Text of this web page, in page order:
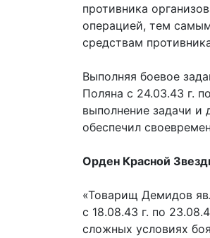
противника
операцией, тем
средствам
Выполняя боевое
Поляна с 24.03.43 г.
выполнение задачи и
обеспечил
Орден Красной
«Товарищ Демидов
с 18.08.43 г. по
сложных условиях